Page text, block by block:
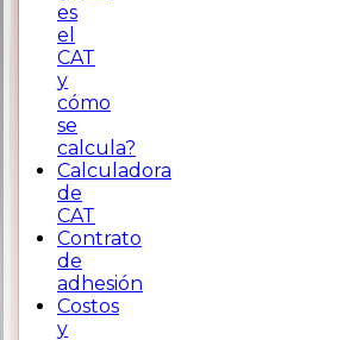
es
el
CAT
y
cómo
se
calcula?
Calculadora
de
CAT
Contrato
de
adhesión
Costos
y